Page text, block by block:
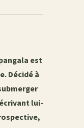
est
Décidé à
lui-